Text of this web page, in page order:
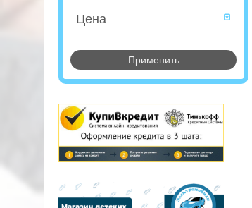
Цена
Применить